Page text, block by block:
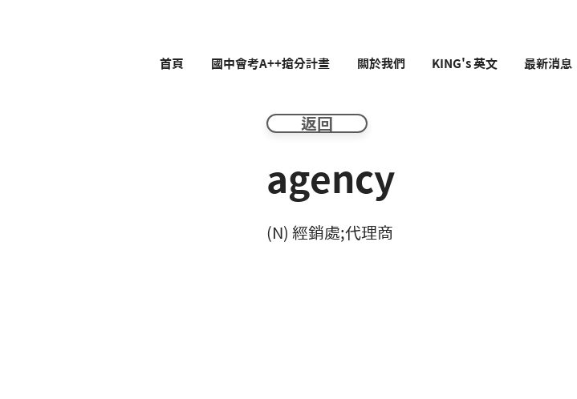
首頁 國中會考A++搶分計畫 關於我們 KING's 英文 最新消息
返回
agency
(N) 經銷處;代理商